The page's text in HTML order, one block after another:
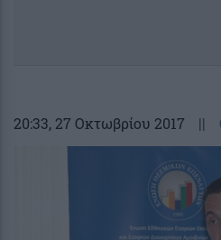
20:33, 27 Οκτωβρίου 2017 ||